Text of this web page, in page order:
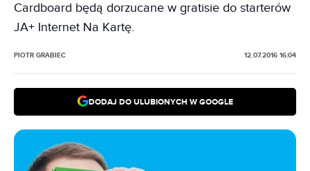
Cardboard będą dorzucane w gratisie do starterów
JA+ Internet Na Kartę.
PIOTR GRABIEC 12.07.2016 16:04
DODAJ DO ULUBIONYCH W GOOGLE